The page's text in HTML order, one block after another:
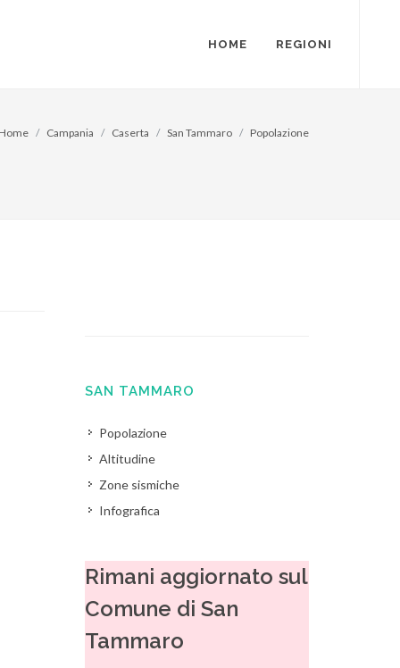
HOME REGIONI
Home Campania Caserta San Tammaro Popolazione
SAN TAMMARO
Popolazione
Altitudine
Zone sismiche
Infografica
Rimani aggiornato sul
Comune di San
Tammaro